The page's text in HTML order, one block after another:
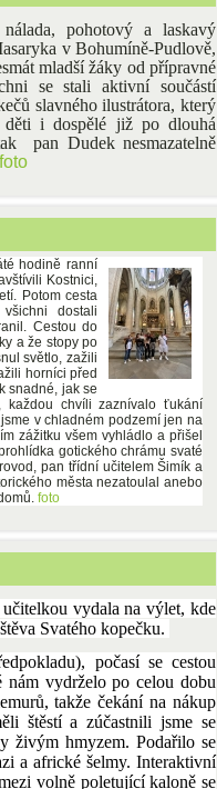
pohotový a laskavý
v Bohumíně-Pudlově,
mladší žáky od přípravné
se stali aktivní součástí
slavného ilustrátora, který
děti i dospělé již po dlouhá
pan Dudek nesmazatelně
foto
hodině ranní
Kostnici,
Potom cesta
dostali
Cestou do
a že stopy po
světlo, zažili
horníci před
snadné, jak se
chvíli zaznívalo ťukání
v chladném podzemí jen na
zážitku všem vyhládlo a přišel
gotického chrámu svaté
pan třídní učitelem Šimík a
města nezatoulal anebo
foto
vydala na výlet, kde
Svatého kopečku.
počasí se cestou
nám vydrželo po celou dobu
takže čekání na nákup
štěstí a zúčastnili jsme se
živým hmyzem. Podařilo se
a africké šelmy. Interaktivní
volně poletující kaloně se